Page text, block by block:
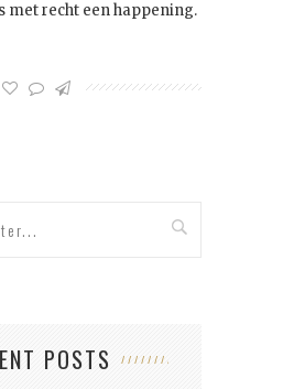
met recht een happening.
POSTS